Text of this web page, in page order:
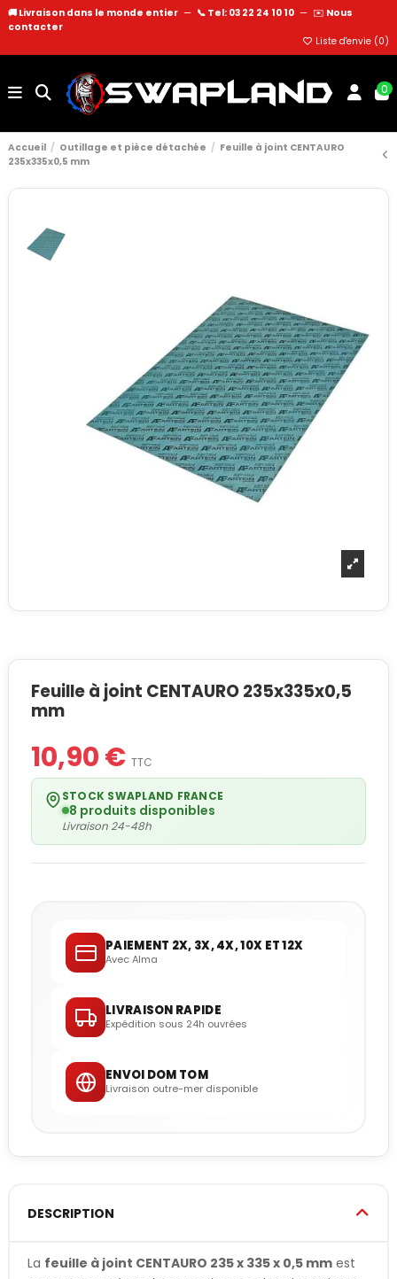
🚚 Livraison dans le monde entier — 📞 Tel: 03 22 24 10 10 — ✉️ Nous
contacter
Liste d'envie (0)
0
Accueil Outillage et pièce détachée
Feuille à joint CENTAURO
235x335x0,5 mm
Feuille à joint CENTAURO 235x335x0,5
mm
10,90 € TTC
STOCK SWAPLAND FRANCE
8 produits disponibles
Livraison 24-48h
PAIEMENT 2X, 3X, 4X, 10X ET 12X
Avec Alma
LIVRAISON RAPIDE
Expédition sous 24h ouvrées
ENVOI DOM TOM
Livraison outre-mer disponible
DESCRIPTION
La feuille à joint CENTAURO 235 x 335 x 0,5 mm est